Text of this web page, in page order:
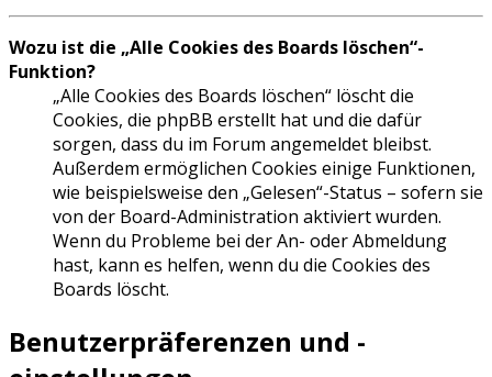
Wozu ist die „Alle Cookies des Boards löschen“-
Funktion?
„Alle Cookies des Boards löschen“ löscht die
Cookies, die phpBB erstellt hat und die dafür
sorgen, dass du im Forum angemeldet bleibst.
Außerdem ermöglichen Cookies einige Funktionen,
wie beispielsweise den „Gelesen“-Status – sofern sie
von der Board-Administration aktiviert wurden.
Wenn du Probleme bei der An- oder Abmeldung
hast, kann es helfen, wenn du die Cookies des
Boards löscht.
Benutzerpräferenzen und -